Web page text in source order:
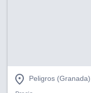
la
y
Peligros (Granada)